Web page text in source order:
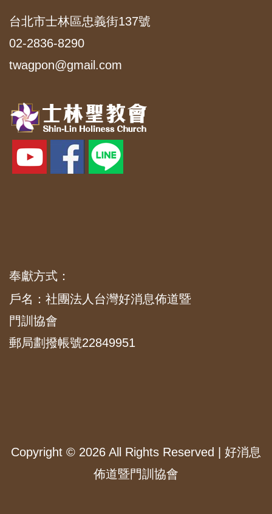
台北市士林區忠義街137號
02-2836-8290
twagpon@gmail.com
奉獻方式：
戶名：社團法人台灣好消息佈道暨
門訓協會
郵局劃撥帳號22849951
Copyright © 2026 All Rights Reserved | 好消息
佈道暨門訓協會